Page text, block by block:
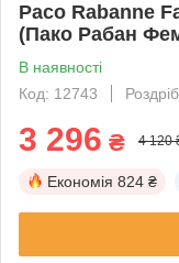
Paco Rabanne
(Пако Рабан
В наявності
Код: 12743
Роздріб
3 296 ₴ 4 120
Економія 824 ₴